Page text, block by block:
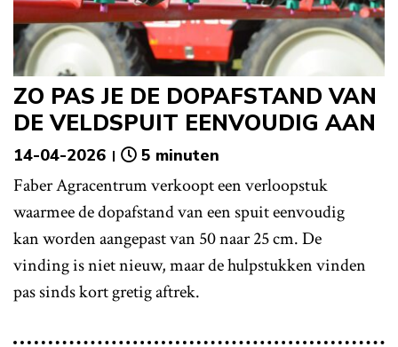
ZO PAS JE DE DOPAFSTAND VAN
DE VELDSPUIT EENVOUDIG AAN
14-04-2026 5 minuten
Faber Agracentrum verkoopt een verloopstuk
waarmee de dopafstand van een spuit eenvoudig
kan worden aangepast van 50 naar 25 cm. De
vinding is niet nieuw, maar de hulpstukken vinden
pas sinds kort gretig aftrek.